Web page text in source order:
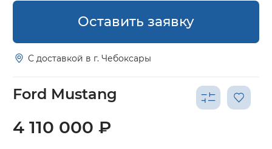
Оставить заявку
С доставкой в г. Чебоксары
Ford Mustang
4 110 000 ₽